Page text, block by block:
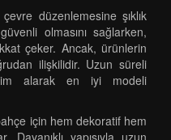
düzenlemesine şıklık
olmasını sağlarken,
çeker. Ancak, ürünlerin
ilişkilidir. Uzun süreli
alarak en iyi modeli
için hem dekoratif hem
yapısıyla uzun